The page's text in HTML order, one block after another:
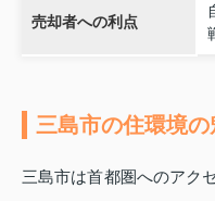
売却者への利点
三島市の住環境
三島市は首都圏へのアク